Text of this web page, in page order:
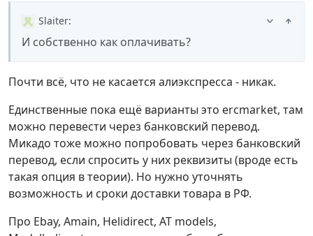
Slaiter:
И собственно как оплачивать?
Почти всё, что не касается алиэкспресса - никак.
Единственные пока ещё варианты это ercmarket, там
можно перевести через банковский перевод.
Микадо тоже можно попробовать через банковский
перевод, если спросить у них реквизиты (вроде есть
такая опция в теории). Но нужно уточнять
возможность и сроки доставки товара в РФ.
Про Ebay, Amain, Helidirect, AT models,